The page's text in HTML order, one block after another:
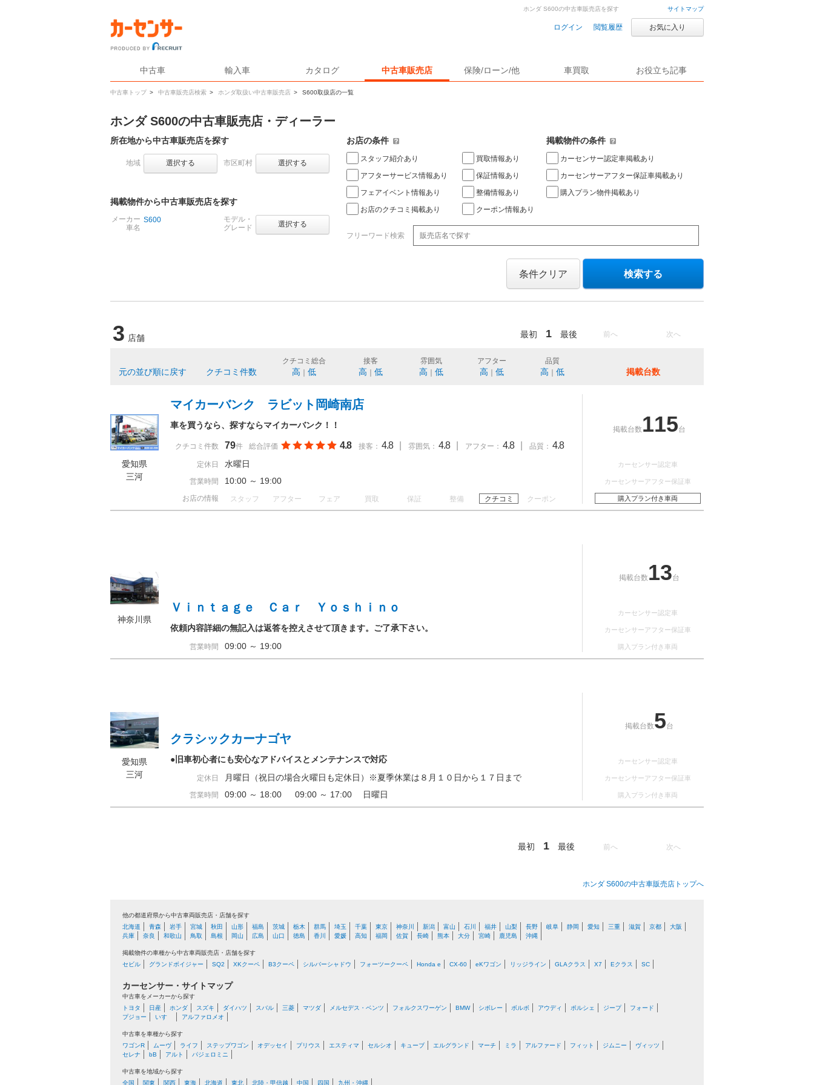
サイトマップ
ログイン 閲覧履歴 お気に入り
中古車 輸入車 カタログ 中古車販売店 保険/ローン/他 車買取 お役立ち記事
中古車トップ > 中古車販売店検索 > ホンダ取扱い中古車販売店 > S600取扱店の一覧
ホンダ S600の中古車販売店を探す
ホンダ S600の中古車販売店・ディーラー
所在地から中古車販売店を探す
地域 選択する 市区町村 選択する
掲載物件から中古車販売店を探す
メーカー
車名
S600
モデル・
グレード
選択する
お店の条件
スタッフ紹介あり
アフターサービス情報あり
フェアイベント情報あり
お店のクチコミ掲載あり
買取情報あり
保証情報あり
整備情報あり
クーポン情報あり
掲載物件の条件
カーセンサー認定車掲載あり
カーセンサーアフター保証車掲載あり
購入プラン物件掲載あり
フリーワード検索
条件クリア 検索する
3 店舗 前へ 次へ
最初 1 最後
元の並び順に戻す クチコミ件数
クチコミ総合
高 低
接客
高 低
雰囲気
高 低
アフター
高 低
品質
高 低 掲載台数
愛知県
三河
マイカーバンク ラビット岡崎南店
車を買うなら、探すならマイカーバンク！！
クチコミ件数 79件 総合評価 4.8 接客： 4.8 雰囲気： 4.8 アフター： 4.8 品質： 4.8
定休日 水曜日
営業時間 10:00 ～ 19:00
お店の情報 スタッフ アフター フェア 買取 保証 整備 クチコミ クーポン
掲載台数 115台
カーセンサー認定車
カーセンサーアフター保証車
購入プラン付き車両
神奈川県
Ｖｉｎｔａｇｅ Ｃａｒ Ｙｏｓｈｉｎｏ
依頼内容詳細の無記入は返答を控えさせて頂きます。ご了承下さい。
営業時間 09:00 ～ 19:00
掲載台数 13台
カーセンサー認定車
カーセンサーアフター保証車
購入プラン付き車両
愛知県
三河
クラシックカーナゴヤ
●旧車初心者にも安心なアドバイスとメンテナンスで対応
定休日 月曜日（祝日の場合火曜日も定休日）※夏季休業は８月１０日から１７日まで
営業時間 09:00 ～ 18:00 09:00 ～ 17:00 日曜日
掲載台数5台
カーセンサー認定車
カーセンサーアフター保証車
購入プラン付き車両
最初 1 最後 前へ 次へ
ホンダ S600の中古車販売店トップへ
他の都道府県から中古車両販売店・店舗を探す
北海道
青森 岩手 宮城 秋田 山形 福島 茨城 栃木 群馬 埼玉 千葉 東京 神奈川 新潟 富山 石川 福井 山梨 長野 岐阜 静岡 愛知 三重 滋賀 京都
大阪
兵庫
奈良 和歌山 鳥取 島根 岡山 広島 山口 徳島 香川 愛媛 高知 福岡 佐賀 長崎 熊本 大分 宮崎 鹿児島 沖縄
掲載物件の車種から中古車両販売店・店舗を探す
セビル
グランドボイジャー SQ2 XKクーペ B3クーペ シルバーシャドウ フォーツークーペ Honda e CX-60 eKワゴン リッジライン GLAクラス X7 Eクラス SC
カーセンサー・サイトマップ
中古車をメーカーから探す
トヨタ
日産 ホンダ スズキ ダイハツ スバル 三菱 マツダ メルセデス・ベンツ フォルクスワーゲン BMW シボレー ボルボ アウディ ポルシェ ジープ
フォード
プジョー
いすゞ アルファロメオ
中古車を車種から探す
ワゴンR
ムーヴ ライフ ステップワゴン オデッセイ プリウス エスティマ セルシオ キューブ エルグランド マーチ ミラ アルファード フィット ジムニー
ヴィッツ
セレナ
bB アルト パジェロミニ
中古車を地域から探す
全国
関東 関西 東海 北海道 東北 北陸・甲信越 中国 四国 九州・沖縄